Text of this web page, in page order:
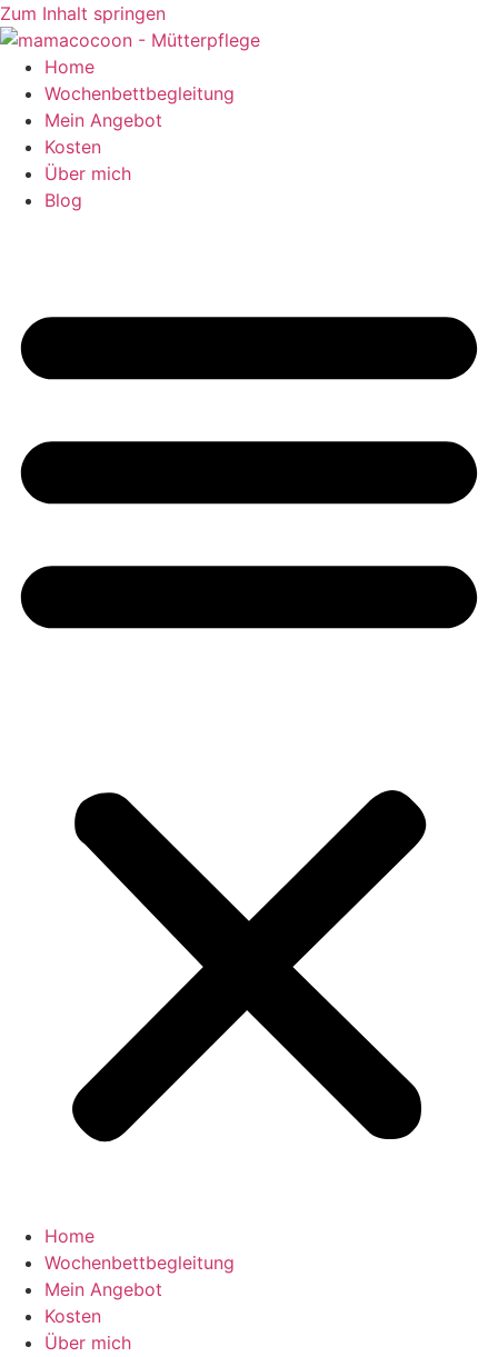
Zum Inhalt springen
Home
Wochenbettbegleitung
Mein Angebot
Kosten
Über mich
Blog
Home
Wochenbettbegleitung
Mein Angebot
Kosten
Über mich